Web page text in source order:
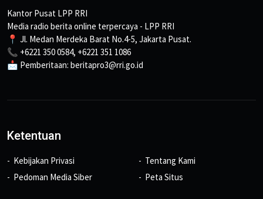
Kantor Pusat LPP RRI
Media radio berita online terpercaya - LPP RRI
📍 Jl. Medan Merdeka Barat No.4-5, Jakarta Pusat.
📞 +6221 350 0584, +6221 351 1086
📩 Pemberitaan: beritapro3@rri.go.id
Ketentuan
Kebijakan Privasi
Pedoman Media Siber
Tentang Kami
Peta Situs